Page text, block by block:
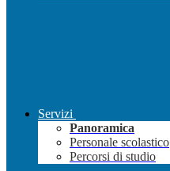
Servizi
Panoramica
Personale scolastico
Percorsi di studio